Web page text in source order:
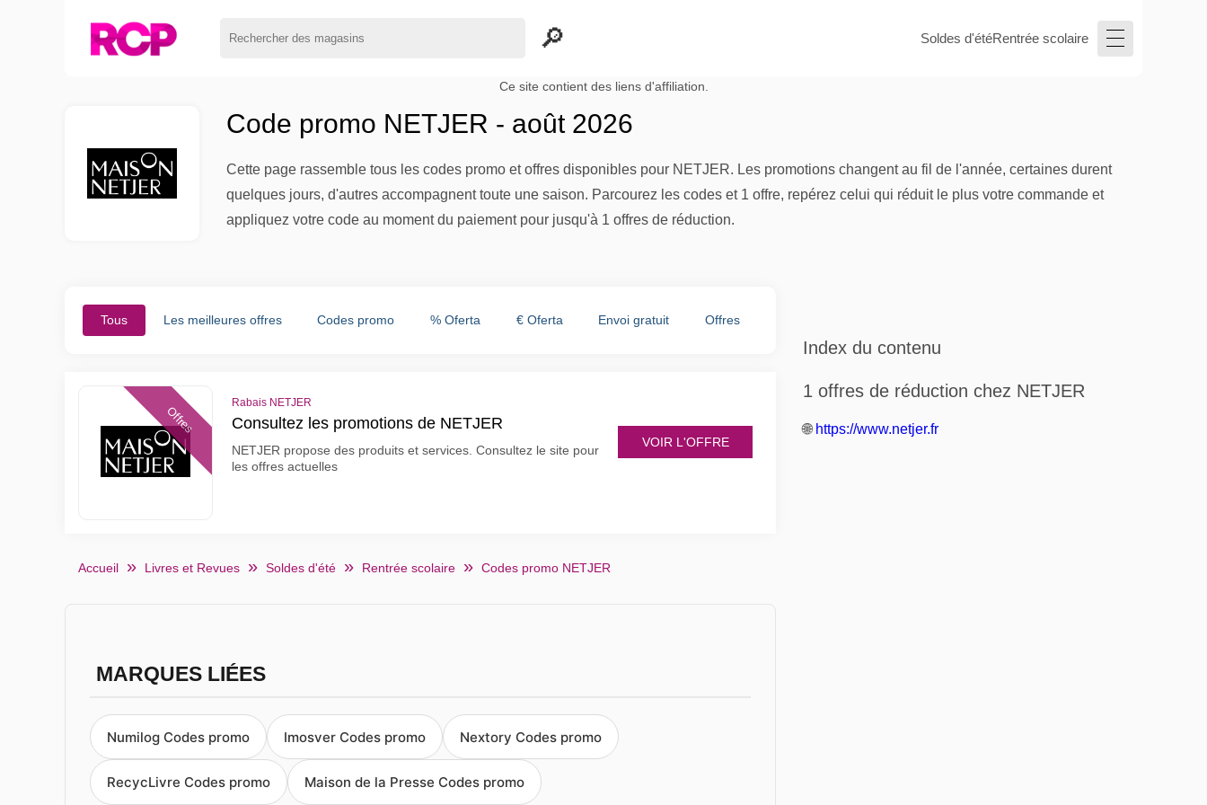
Soldes d'étéRentrée scolaire
Ce site contient des liens d'affiliation.
Code promo NETJER - août 2026
Cette page rassemble tous les codes promo et offres disponibles pour NETJER. Les promotions changent au fil de l'année, certaines durent
quelques jours, d'autres accompagnent toute une saison. Parcourez les codes et 1 offre, repérez celui qui réduit le plus votre commande et
appliquez votre code au moment du paiement pour jusqu'à 1 offres de réduction.
Tous Les meilleures offres Codes promo % Oferta € Oferta Envoi gratuit Offres
Offres
Rabais NETJER
Consultez les promotions de NETJER
NETJER propose des produits et services. Consultez le site pour
les offres actuelles
VOIR L'OFFRE
Accueil Livres et Revues Soldes d'été Rentrée scolaire Codes promo NETJER
MARQUES LIÉES
Numilog Codes promo Imosver Codes promo Nextory Codes promo
RecycLivre Codes promo Maison de la Presse Codes promo
Index du contenu
1 offres de réduction chez NETJER
🌐 https://www.netjer.fr